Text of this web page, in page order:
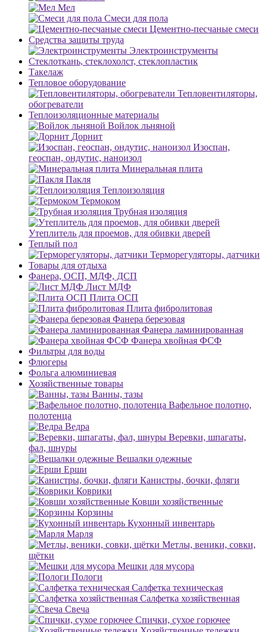
Мел
Смеси для пола
Цементно-песчаные смеси
Средства защиты труда
Электроинструменты
Стеклоткань, стеклохолст, стеклопластик
Такелаж
Тепловое оборудование
Тепловентиляторы,
обогреватели
Теплоизоляционные материалы
Войлок льняной
Дорнит
Изоспан,
геоспан, ондутис, наноизол
Минеральная плита
Пакля
Теплоизоляция
Термоком
Трубная изоляция
Утеплитель для проемов, для обивки дверей
Теплый пол
Терморегуляторы, датчики
Товары для отдыха
Фанера, ОСП, МДФ, ДСП
Лист МДФ
Плита ОСП
Плита фибролитовая
Фанера березовая
Фанера ламинированная
Фанера хвойная ФСФ
Фильтры для воды
Флюгеры
Фольга алюминиевая
Хозяйственные товары
Ванны, тазы
Вафельное полотно,
полотенца
Ведра
Веревки, шпагаты,
фал, шнуры
Вешалки одежные
Ерши
Канистры, бочки, фляги
Коврики
Ковши хозяйственные
Корзины
Кухонный инвентарь
Марля
Метлы, веники, совки,
щётки
Мешки для мусора
Пологи
Салфетка техническая
Салфетка хозяйственная
Свеча
Спички, сухое горючее